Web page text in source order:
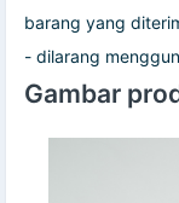
barang yang
- dilarang
Gambar